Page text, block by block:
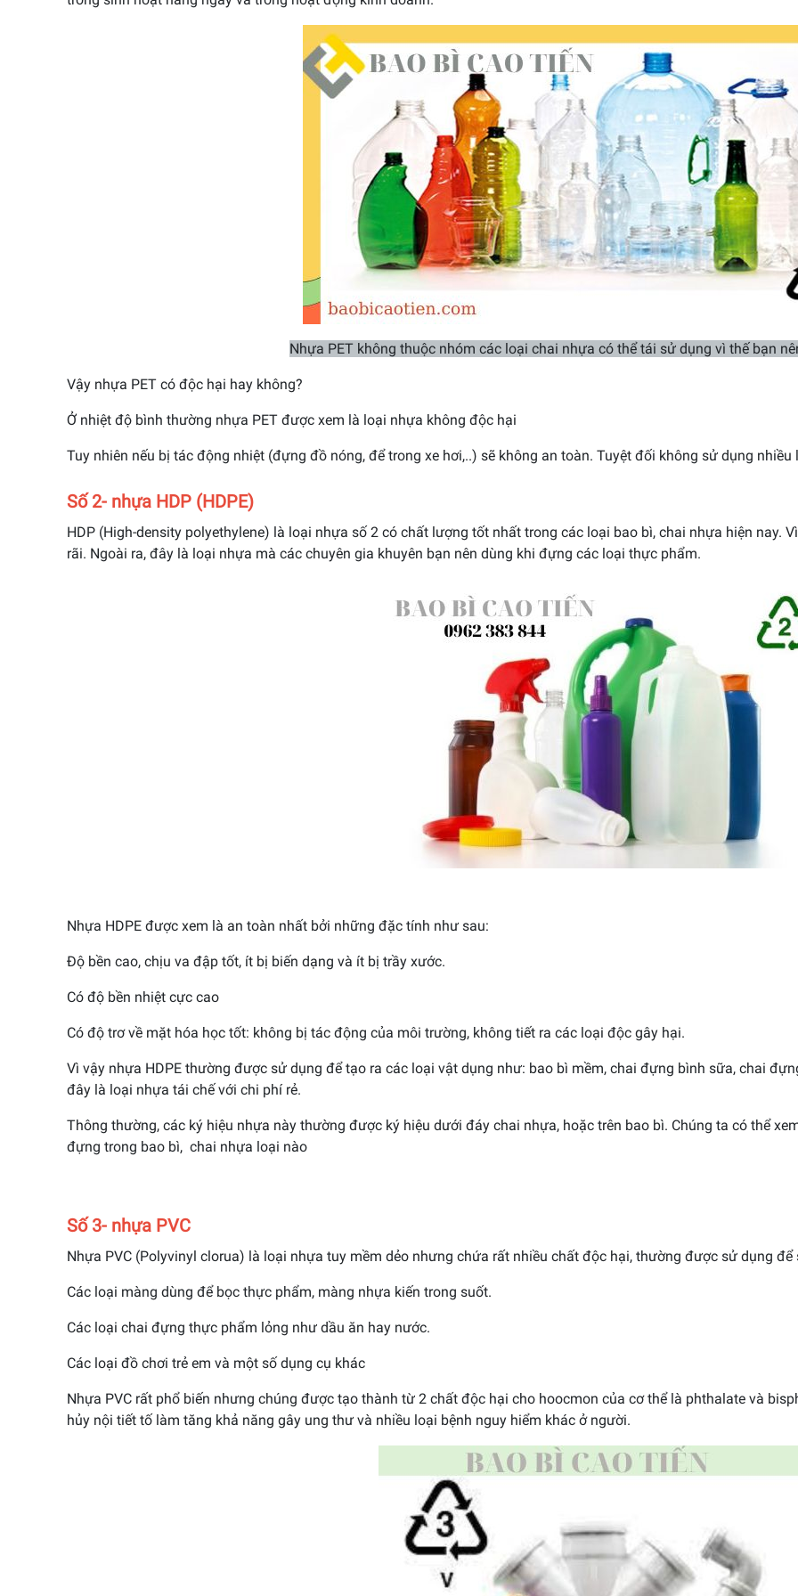
Nhựa PET không thuộc nhóm các loại chai nhựa có thể tái sử dụng vì thế bạn
Vậy nhựa PET có độc hại hay không?
Ở nhiệt độ bình thường nhựa PET được xem là loại nhựa không độc hại
Tuy nhiên nếu bị tác động nhiệt (đựng đồ nóng, để trong xe hơi,..) sẽ không an toàn. Tuyệt đối không sử dụng
Số 2- nhựa HDP (HDPE)
HDP (High-density polyethylene) là loại nhựa số 2 có chất lượng tốt nhất trong các loại bao bì, chai nhựa hiện nay.
rãi. Ngoài ra, đây là loại nhựa mà các chuyên gia khuyên bạn nên dùng khi đựng các loại thực phẩm.
Nhựa HDPE được xem là an toàn nhất bởi những đặc tính như sau:
Độ bền cao, chịu va đập tốt, ít bị biến dạng và ít bị trầy xước.
Có độ bền nhiệt cực cao
Có độ trơ về mặt hóa học tốt: không bị tác động của môi trường, không tiết ra các loại độc gây hại.
Vì vậy nhựa HDPE thường được sử dụng để tạo ra các loại vật dụng như: bao bì mềm, chai đựng bình sữa, chai
đây là loại nhựa tái chế với chi phí rẻ.
Thông thường, các ký hiệu nhựa này thường được ký hiệu dưới đáy chai nhựa, hoặc trên bao bì. Chúng ta có thể
đựng trong bao bì, chai nhựa loại nào
Số 3- nhựa PVC
Nhựa PVC (Polyvinyl clorua) là loại nhựa tuy mềm dẻo nhưng chứa rất nhiều chất độc hại, thường được sử dụng để
Các loại màng dùng để bọc thực phẩm, màng nhựa kiến trong suốt.
Các loại chai đựng thực phẩm lỏng như dầu ăn hay nước.
Các loại đồ chơi trẻ em và một số dụng cụ khác
Nhựa PVC rất phổ biến nhưng chúng được tạo thành từ 2 chất độc hại cho hoocmon của cơ thể là phthalate và
hủy nội tiết tố làm tăng khả năng gây ung thư và nhiều loại bệnh nguy hiểm khác ở người.